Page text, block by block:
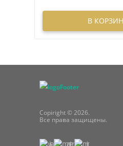
В
Copiright © 2026.
Все права защищены.